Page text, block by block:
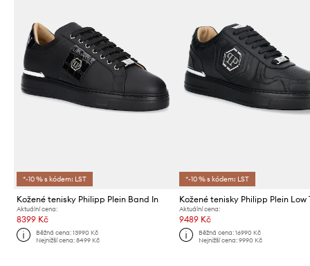
*-10 % s kódem: LST
Kožené tenisky Philipp Plein Band In
Aktuální cena:
8399 Kč
Běžná cena:13990 Kč
Nejnižší cena:8499 Kč
*-10 % s kódem: LST
Kožené tenisky Philipp Plein Low
Aktuální cena:
9489 Kč
Běžná cena: 16990 Kč
Nejnižší cena: 9990 Kč